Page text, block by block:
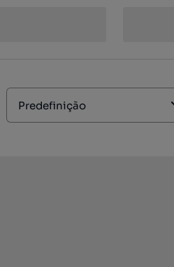
Predefinição